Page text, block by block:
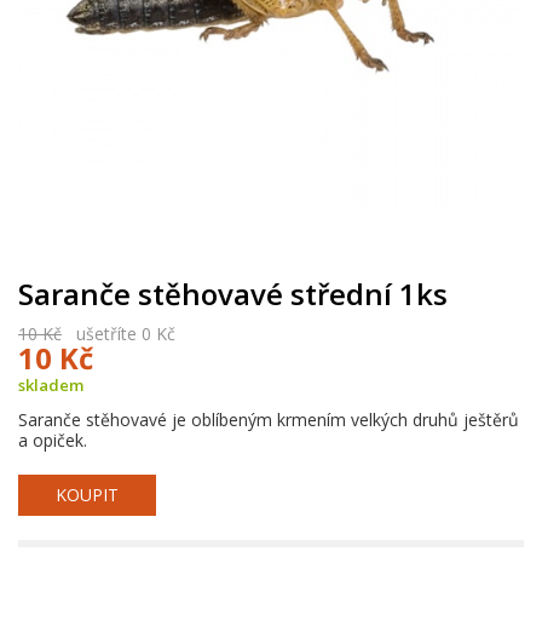
Saranče stěhovavé střední 1ks
10 Kč ušetříte 0 Kč
10 Kč
skladem
Saranče stěhovavé je oblíbeným krmením velkých druhů ještěrů
a opiček.
KOUPIT